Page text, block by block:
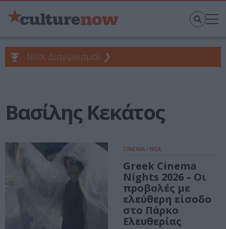
Νέοι Διαγωνισμοί ❯
Βασίλης Κεκάτος
ΣΙΝΕΜΑ / ΝΕΑ
Greek Cinema
Nights 2026 – Οι
προβολές με
ελεύθερη είσοδο
στο Πάρκο
Ελευθερίας